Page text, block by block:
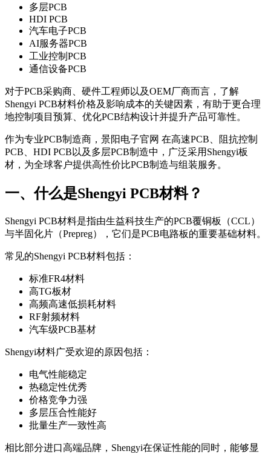
多层PCB
HDI PCB
汽车电子PCB
AI服务器PCB
工业控制PCB
通信设备PCB
对于PCB采购商、硬件工程师以及OEM厂商而言，了解
Shengyi PCB材料价格及影响成本的关键因素，有助于更合理
地控制项目预算、优化PCB结构设计并提升产品可靠性。
作为专业PCB制造商，景阳电子官网 在高速PCB、阻抗控制
PCB、HDI PCB以及多层PCB制造中，广泛采用Shengyi板
材，为全球客户提供高性价比PCB制造与组装服务。
一、什么是Shengyi PCB材料？
Shengyi PCB材料是指由生益科技生产的PCB覆铜板（CCL）
与半固化片（Prepreg），它们是PCB电路板的重要基础材料。
常见的Shengyi PCB材料包括：
标准FR4材料
高TG板材
高频高速低损耗材料
RF射频材料
汽车级PCB基材
Shengyi材料广受欢迎的原因包括：
电气性能稳定
热稳定性优秀
价格竞争力强
多层压合性能好
批量生产一致性高
相比部分进口高端品牌，Shengyi在保证性能的同时，能够显